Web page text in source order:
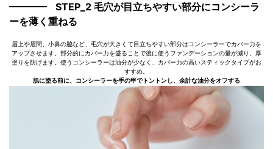
STEP_2 毛穴が目立ちやすい部分にコンシーラ
ーを薄く重ねる
眉上や眉間、小鼻の脇など、毛穴が大きくて目立ちやすい部分はコンシーラーでカバー力を
アップさせます。部分的にカバー力を盛ることで後に使うファンデーションの量が減り、厚
塗りを防げます。使うコンシーラーは油分が少なく、カバー力の高いスティックタイプがお
すすめ。
肌に塗る前に、コンシーラーを手の甲でトントンし、余計な油分をオフする